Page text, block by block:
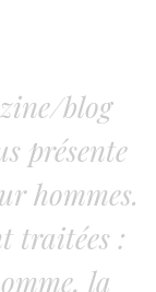
blog
présente
hommes.
traitées :
la